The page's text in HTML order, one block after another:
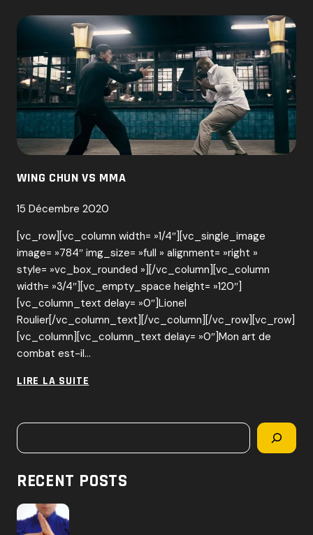
AU
CENTRE
D’UN
DILEMME
WING CHUN VS MMA
15 Décembre 2020
[vc_row][vc_column width= »1/4″][vc_single_image
image= »784″ img_size= »full » alignment= »right »
style= »vc_box_rounded »][/vc_column][vc_column
width= »3/4″][vc_empty_space height= »120″]
[vc_column_text delay= »0″]Lionel
Roulier[/vc_column_text][/vc_column][/vc_row][vc_row]
[vc_column][vc_column_text delay= »0″]Mon art de
combat est-il…
LIRE LA SUITE
Rechercher
RECENT POSTS